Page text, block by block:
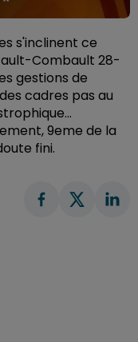
s'inclinent ce
Combault 28-
gestions de
cadres pas au
9eme de la
fini.